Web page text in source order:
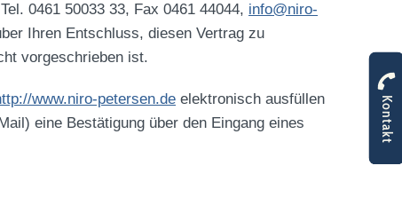
0461 50033 33, Fax 0461 44044, info@niro-
Ihren Entschluss, diesen Vertrag zu
vorgeschrieben ist.
www.niro-petersen.de elektronisch ausfüllen
eine Bestätigung über den Eingang eines
Kontakt